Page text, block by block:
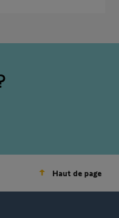
Haut de page